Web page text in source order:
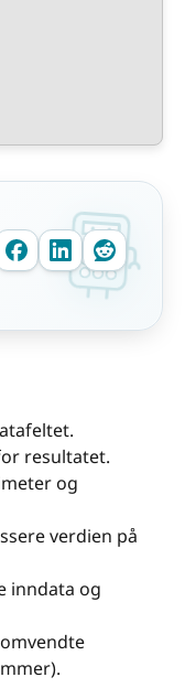
resultatet.
og
verdien på
inndata og